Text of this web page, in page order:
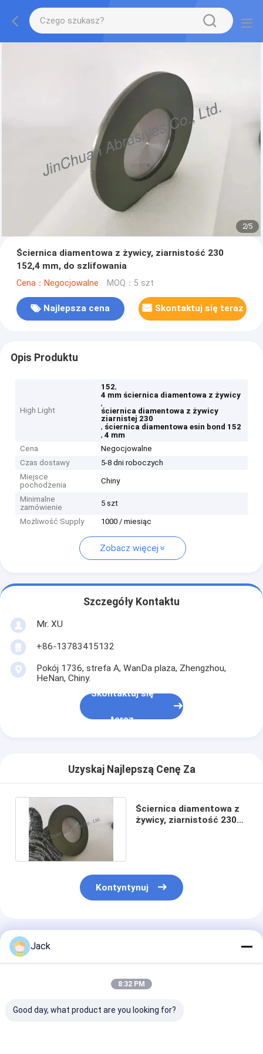
2/5
Ściernica diamentowa z żywicy, ziarnistość 230
152,4 mm, do szlifowania
Cena：Negocjowalne MOQ：5 szt
Najlepsza cena Skontaktuj się teraz
Opis Produktu
High Light
152,
4 mm ściernica diamentowa z żywicy
,
ściernica diamentowa z żywicy
ziarnistej 230
, ściernica diamentowa esin bond 152
,4 mm
Cena
Negocjowalne
Czas dostawy
5-8 dni roboczych
Miejsce
pochodzenia
Chiny
Minimalne
zamówienie
5 szt
Możliwość Supply 1000 / miesiąc
Zobacz więcej
Szczegóły Kontaktu
Mr. XU
+86-13783415132
Pokój 1736, strefa A, WanDa plaza, Zhengzhou,
HeNan, Chiny.
Skontaktuj się
teraz
Uzyskaj Najlepszą Cenę Za
Ściernica diamentowa z
żywicy, ziarnistość 230
Kontyntynuj
Polecane Produkty
Jack
8:32 PM
Good day, what product are you looking for?